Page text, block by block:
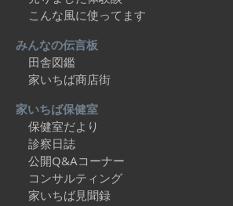
こんな風に使ってます
みんなの伝言板
田舎図鑑
家いちば商店街
家いちば保健室
保健室だより
診察日誌
公開Q&Aコーナー
コンサルティング
家いちば見聞録